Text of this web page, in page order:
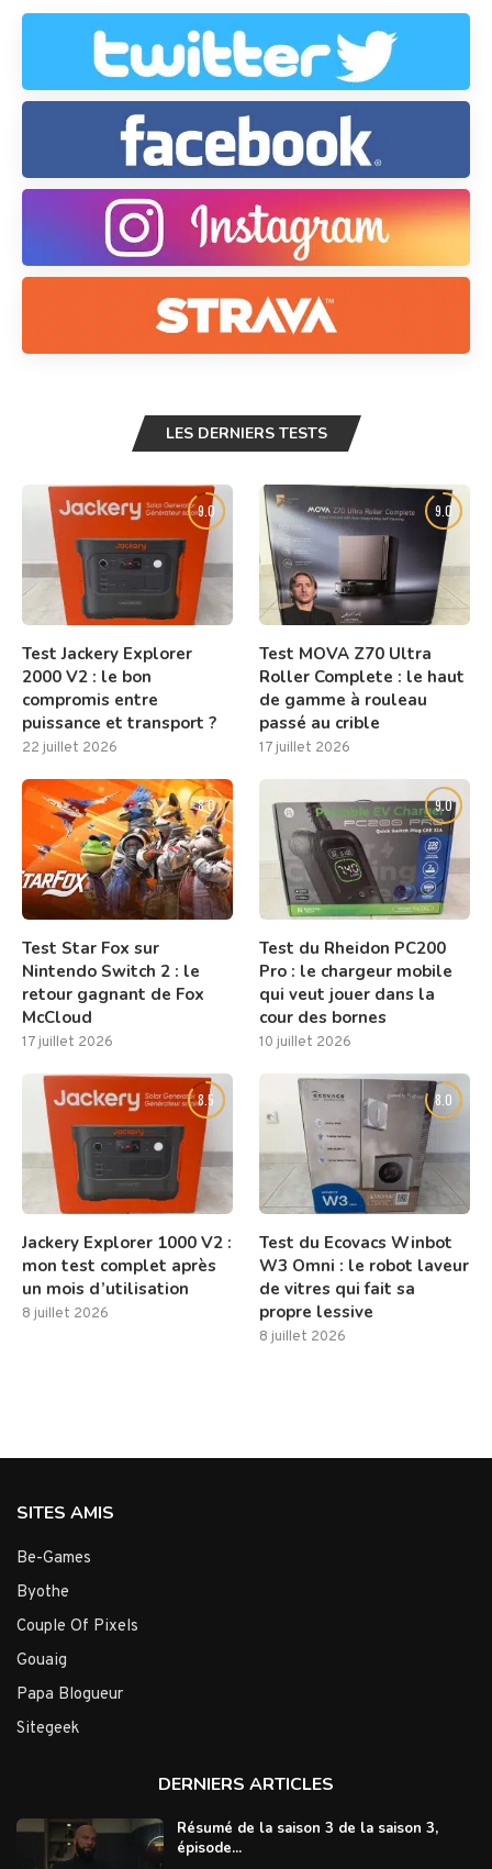
LES DERNIERS TESTS
9.0
Test Jackery Explorer
2000 V2 : le bon
compromis entre
puissance et transport ?
22 juillet 2026
9.0
Test MOVA Z70 Ultra
Roller Complete : le haut
de gamme à rouleau
passé au crible
17 juillet 2026
8.0
Test Star Fox sur
Nintendo Switch 2 : le
retour gagnant de Fox
McCloud
17 juillet 2026
9.0
Test du Rheidon PC200
Pro : le chargeur mobile
qui veut jouer dans la
cour des bornes
10 juillet 2026
8.5
Jackery Explorer 1000 V2 :
mon test complet après
un mois d’utilisation
8 juillet 2026
8.0
Test du Ecovacs Winbot
W3 Omni : le robot laveur
de vitres qui fait sa
propre lessive
8 juillet 2026
SITES AMIS
Be-Games
Byothe
Couple Of Pixels
Gouaig
Papa Blogueur
Sitegeek
DERNIERS ARTICLES
Résumé de la saison 3 de la saison 3,
épisode...